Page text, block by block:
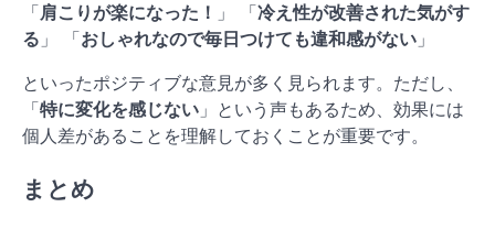
「肩こりが楽になった！ 」 「冷え性が改善された気がす
る 」 「おしゃれなので毎日つけても違和感がない 」
といったポジティブな意見が多く見られます。ただし、
「特に変化を感じない 」という声もあるため、効果には
個人差があることを理解しておくことが重要です。
まとめ